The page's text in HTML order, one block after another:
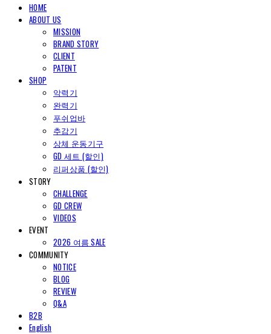
HOME
ABOUT US
MISSION
BRAND STORY
CLIENT
PATENT
SHOP
악력기
완력기
푸쉬업바
추감기
상체 운동기구
GD 세트 (할인)
리퍼상품 (할인)
STORY
CHALLENGE
GD CREW
VIDEOS
EVENT
2026 여름 SALE
COMMUNITY
NOTICE
BLOG
REVIEW
Q&A
B2B
English